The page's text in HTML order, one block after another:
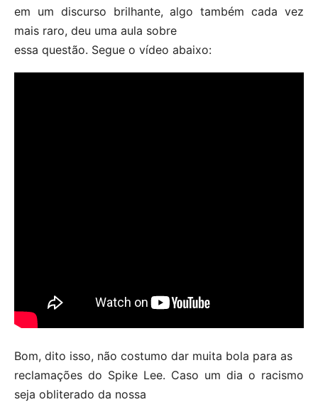
em um discurso brilhante, algo também cada vez
mais raro, deu uma aula sobre
essa questão. Segue o vídeo abaixo:
Bom, dito isso, não costumo dar muita bola para as
reclamações do Spike Lee. Caso um dia o racismo
seja obliterado da nossa